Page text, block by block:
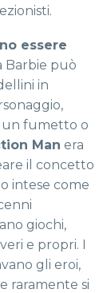
essere
Barbie può
in
un fumetto o
Man era
il concetto
intese come
giochi,
e propri. I
gli eroi,
raramente si